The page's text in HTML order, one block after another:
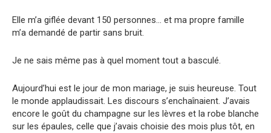
Elle m’a giflée devant 150 personnes… et ma propre famille
m’a demandé de partir sans bruit.
Je ne sais même pas à quel moment tout a basculé.
Aujourd’hui est le jour de mon mariage, je suis heureuse. Tout
le monde applaudissait. Les discours s’enchaînaient. J’avais
encore le goût du champagne sur les lèvres et la robe blanche
sur les épaules, celle que j’avais choisie des mois plus tôt, en